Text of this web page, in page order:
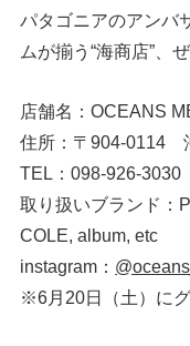
パタゴニアのアンバ
ムが揃う“海商店”、
店舗名：OCEANS
住所：〒904-0114
TEL：098-926-3030
取り扱いブランド：
COLE, album, etc
instagram：
※6月20日（土）に